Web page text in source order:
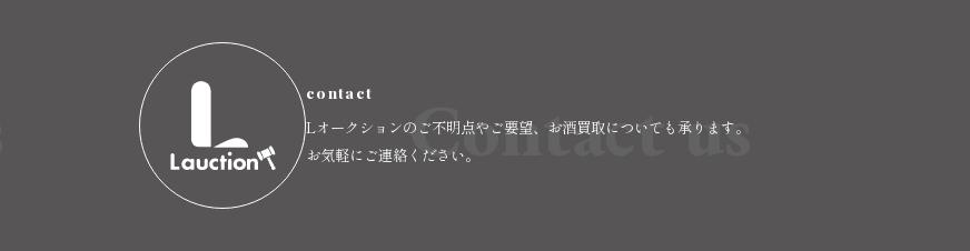
Contact us
contact
Lオークションのご不明点やご要望、お酒買取についても承ります。
お気軽にご連絡ください。